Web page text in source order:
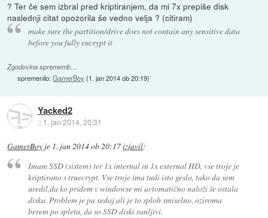
? Ter če sem izbral pred kriptiranjem, da mi 7x prepiše disk
naslednji citat opozorila še vedno velja ? (citiram)
make sure the partition/drive does not contain any sensitive data
before you fully encrypt it
Zgodovina sprememb…
spremenilo:GamerBoy (1. jan 2014 ob 20:19)
Yacked2
:: 1. jan 2014, 20:31
GamerBoy je 1. jan 2014 ob 20:17izjavil:
Imam SSD (sistem) ter 1x internal in 1x external HD, vse troje je
kriptirano s truecrypt. Vse troje ima tudi isto geslo, tako da sem
uredil,da ko pridem v windowse mi avtomatično naloži še ostala
diska. Problem je pa sedaj ali je to sploh smiselno, oziroma
berem po spletu, da so SSD diski ranljivi.